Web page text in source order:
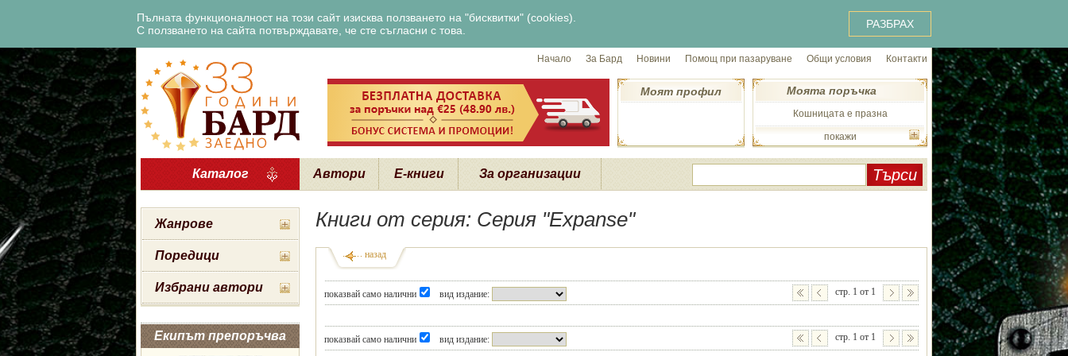
Пълната функционалност на този сайт изисква ползването на "бисквитки" (cookies).
С ползването на сайта потвърждавате, че сте съгласни с това.
РАЗБРАХ
Начало За Бард Новини Помощ при пазаруване Общи условия Контакти
Моят профил
Кошницата е празна
Моята поръчка
покажи
Каталог Автори Е-книги За организации
Жанрове
Поредици
Избрани автори
Екипът препоръчва
Книги от серия: Серия "Expanse"
показвай само налични вид издание: стр. 1 от 1
показвай само налични вид издание: стр. 1 от 1
назад